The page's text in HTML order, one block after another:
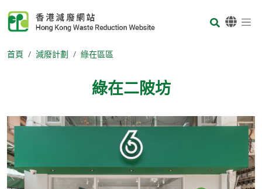
Body
首頁 減廢計劃 綠在區區
綠在二陂坊
Body